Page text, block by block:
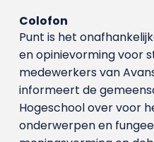
Colofon
Punt is het
en opinievorming voor
medewerkers van
informeert de
Hogeschool over voor
onderwerpen en